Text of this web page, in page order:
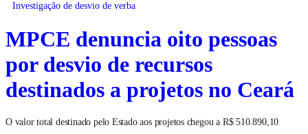
Investigação de desvio de verba
MPCE denuncia oito pessoas
por desvio de recursos
destinados a projetos no Ceará
O valor total destinado pelo Estado aos projetos chegou a R$ 510.890,10